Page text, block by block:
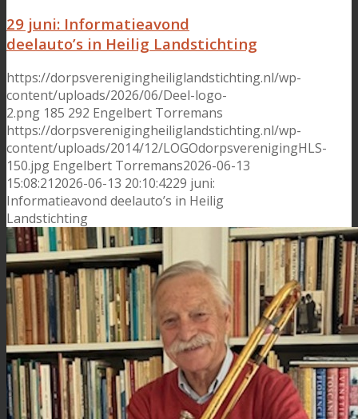
29 juni: Informatieavond
deelauto’s in Heilig Landstichting
https://dorpsverenigingheiliglandstichting.nl/wp-
content/uploads/2026/06/Deel-logo-
2.png 185 292 Engelbert Torremans
https://dorpsverenigingheiliglandstichting.nl/wp-
content/uploads/2014/12/LOGOdorpsverenigingHLS-
150.jpg Engelbert Torremans2026-06-13
15:08:212026-06-13 20:10:4229 juni:
Informatieavond deelauto’s in Heilig
Landstichting